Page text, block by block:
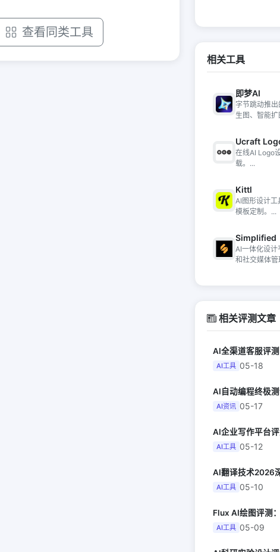
查看同类工具
相关工具
即梦AI
字节跳动推
生图、智能扩
Ucraft
在线AI Logo
载。...
Kittl
AI图形设计工
模板定制。...
Simplified
AI一体化设
和社交媒体管
相关评测文章
AI工具 05-18
AI资讯 05-17
AI工具 05-12
AI工具 05-10
AI工具 05-09